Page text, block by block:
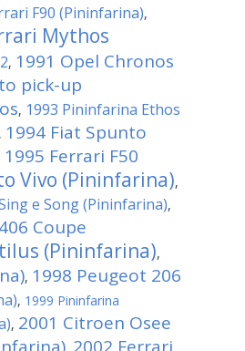
F90 (Pininfarina),
Mythos
, 1991 Opel Chronos
pick-up
, 1993 Pininfarina Ethos
, 1994 Fiat Spunto
1995 Ferrari F50
Vivo (Pininfarina),
e Song (Pininfarina),
Coupe
(Pininfarina),
, 1998 Peugeot 206
, 1999 Pininfarina
, 2001 Citroen Osee